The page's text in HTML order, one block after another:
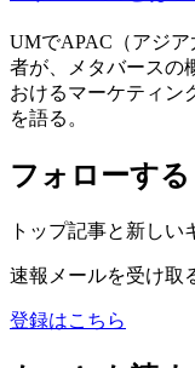
UMでAPAC（アジ
者が、メタバースの
おけるマーケティン
を語る。
フォローする
トップ記事と新しい
速報メールを受け取
登録はこちら